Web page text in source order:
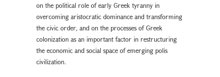
on the political role of early Greek tyranny in
overcoming aristocratic dominance and transforming
the civic order, and on the processes of Greek
colonization as an important factor in restructuring
the economic and social space of emerging polis
civilization.